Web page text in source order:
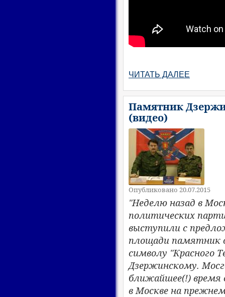
ЧИТАТЬ ДАЛЕЕ
Памятник
(видео)
Опубликовано 20.07.2015
​"Неделю назад в
политических
выступили с
площади памятник
символу "Красного
Дзержинскому.
ближайшее(!) время
в Москве на